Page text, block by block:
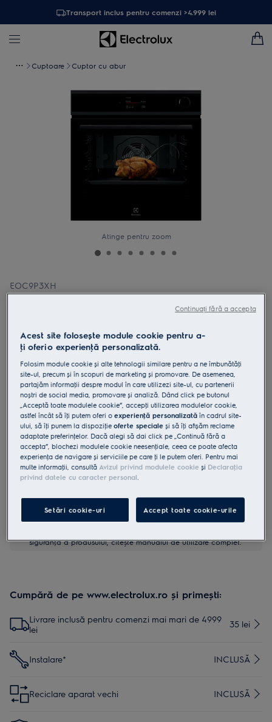
Transport inclus pentru comenzi >4.999 lei
Cuptoare Cuptor cu abur
Atinge pentru zoom
EOC9P3XH
Cuptor electric WiFi cu
autocuratare pirolitica A++ 72 litri
Negru
4.8 (175)
Fișa cu informaţii despre produs
Beneficii
Cuptorul MealAssist 700 cu SteamCrisp® pentru gust și textură
excelente.
SteamCrisp® folosește aburul pentru o consistenţă şi arome excelente.
CookSmart Touch te ghidează la fiecare pas, pentru rezultate
delicioase.
Instrucţiunile de siguranţă și avertismentele de siguranţă
conform regulamentului UE 2023/988 sunt enumerate în
siguranţă a produsului, citește manualul de utilizare complet.
Cumpără de pe www.electrolux.ro și primești:
Livrare inclusă pentru comenzi mai mari de 4999
lei
35 lei
Instalare* INCLUSĂ
Reciclare aparat vechi INCLUSĂ
Acest site folosește module cookie pentru a-
ţi oferi o experienţă personalizată.
Folosim module cookie și alte tehnologii similare pentru a ne îmbunătăţi
site-ul, precum și în scopuri de marketing și promovare. De asemenea,
partajăm informaţii despre modul în care utilizezi site-ul, cu partenerii
noștri de social media, promovare și analiză. Dând click pe butonul
„Acceptă toate modulele cookie”, accepţi utilizarea modulelor cookie,
astfel încât să îţi putem oferi oexperienţă personalizată în cadrul site-
ului, să îţi punem la dispoziţieoferte speciale și să îţi afișăm reclame
adaptate preferinţelor. Dacă alegi să dai click pe „Continuă fără a
accepta”, blochezi modulele cookie neesenţiale, ceea ce poate afecta
experienţa de navigare și serviciile pe care ţi le putem oferi. Pentru mai
multe informaţii, consultă Avizul privind modulele cookie și Declaraţia
privind datele cu caracter personal.
Setări cookie-uri Accept toate cookie-urile
Continuați fără a accepta